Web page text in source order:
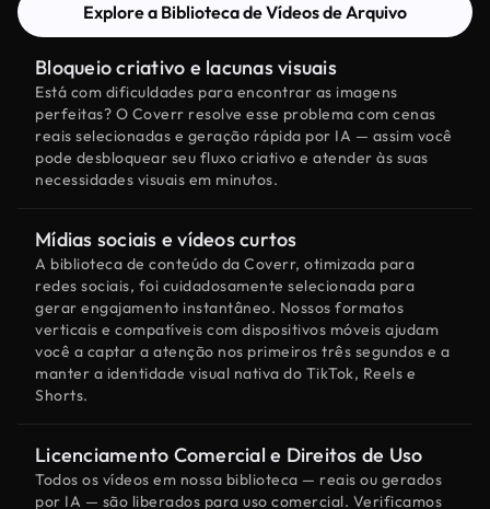
Explore a Biblioteca de Vídeos de Arquivo
Bloqueio criativo e lacunas visuais
Está com dificuldades para encontrar as imagens
perfeitas? O Coverr resolve esse problema com cenas
reais selecionadas e geração rápida por IA — assim você
pode desbloquear seu fluxo criativo e atender às suas
necessidades visuais em minutos.
Mídias sociais e vídeos curtos
A biblioteca de conteúdo da Coverr, otimizada para
redes sociais, foi cuidadosamente selecionada para
gerar engajamento instantâneo. Nossos formatos
verticais e compatíveis com dispositivos móveis ajudam
você a captar a atenção nos primeiros três segundos e a
manter a identidade visual nativa do TikTok, Reels e
Shorts.
Licenciamento Comercial e Direitos de Uso
Todos os vídeos em nossa biblioteca — reais ou gerados
por IA — são liberados para uso comercial. Verificamos